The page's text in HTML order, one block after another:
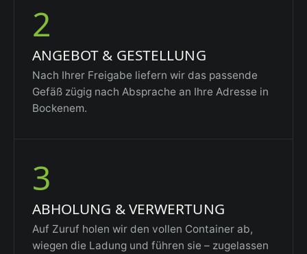
2
ANGEBOT & GESTELLUNG
Nach Ihrer Freigabe liefern wir das passende
Gefäß zügig nach Absprache an Ihre Adresse in
Bockenem.
3
ABHOLUNG & VERWERTUNG
Auf Zuruf holen wir den vollen Container ab,
wiegen die Ladung und führen sie – zugelassen